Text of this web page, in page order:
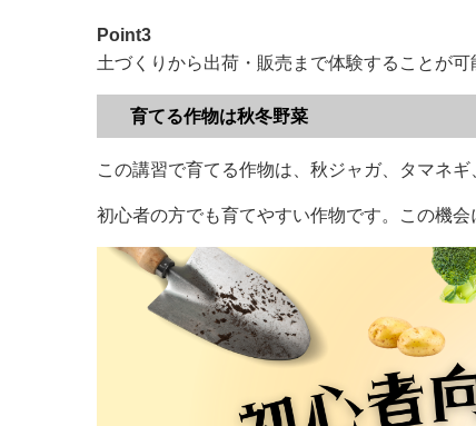
Point3
土づくりから出荷・販売まで体験することが可
育てる作物は秋冬野菜
この講習で育てる作物は、秋ジャガ、タマネギ
初心者の方でも育てやすい作物です。この機